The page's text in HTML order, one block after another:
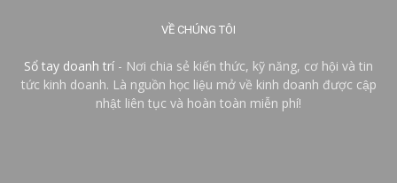
VỀ CHÚNG TÔI
Sổ tay doanh trí - Nơi chia sẻ kiến thức, kỹ năng, cơ hội và tin
tức kinh doanh. Là nguồn học liệu mở về kinh doanh được cập
nhật liên tục và hoàn toàn miễn phí!